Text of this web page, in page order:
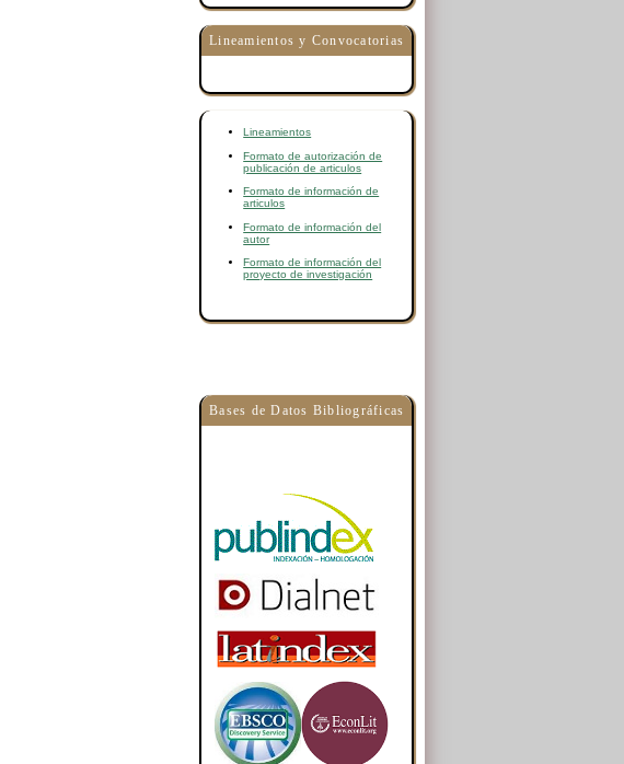
Lineamientos y Convocatorias
Lineamientos
Formato de autorización de
publicación de articulos
Formato de información de
articulos
Formato de información del
autor
Formato de información del
proyecto de investigación
Bases de Datos Bibliográficas